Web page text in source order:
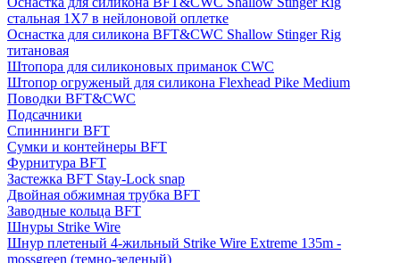
стальная 1X7 в нейлоновой оплетке
Оснастка для силикона BFT&CWC Shallow Stinger Rig
титановая
Штопора для силиконовых приманок CWC
Штопор огруженый для силикона Flexhead Pike Medium
Поводки BFT&CWC
Подсачники
Спиннинги BFT
Сумки и контейнеры BFT
Фурнитура BFT
Застежка BFT Stay-Lock snap
Двойная обжимная трубка BFT
Заводные кольца BFT
Шнуры Strike Wire
Шнур плетеный 4-жильный Strike Wire Extreme 135m -
mossgreen (темно-зеленый)